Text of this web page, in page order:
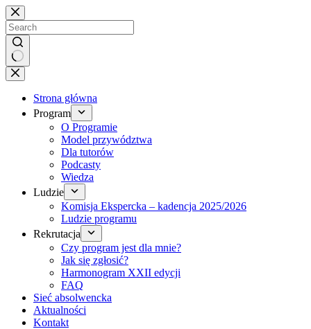
Brak
wyników
Strona główna
Program
O Programie
Model przywództwa
Dla tutorów
Podcasty
Wiedza
Ludzie
Komisja Ekspercka – kadencja 2025/2026
Ludzie programu
Rekrutacja
Czy program jest dla mnie?
Jak się zgłosić?
Harmonogram XXII edycji
FAQ
Sieć absolwencka
Aktualności
Kontakt